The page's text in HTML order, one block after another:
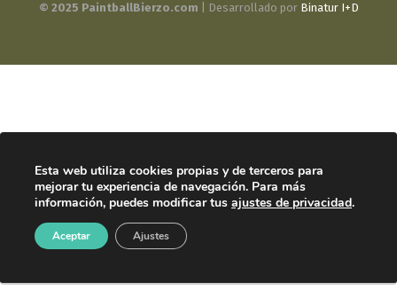
© 2025 PaintballBierzo.com | Desarrollado por Binatur I+D
Esta web utiliza cookies propias y de terceros para
mejorar tu experiencia de navegación. Para más
información, puedes modificar tus ajustes de privacidad.
Aceptar Ajustes